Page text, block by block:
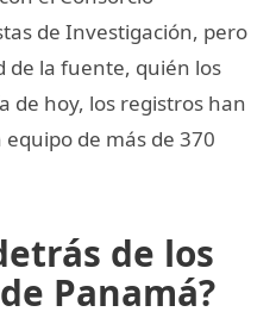
de Investigación, pero
de la fuente, quién los
de hoy, los registros han
de más de 370
de los
Panamá?